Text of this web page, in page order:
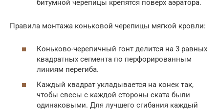
битумной черепицы крепятся поверх аэратора.
Правила монтажа коньковой черепицы мягкой кровли:
Коньково-черепичный гонт делится на 3 равных
квадратных сегмента по перфорированным
линиям перегиба.
Каждый квадрат укладывается на конек так,
чтобы свесы с каждой стороны ската были
одинаковыми. Для лучшего сгибания каждый